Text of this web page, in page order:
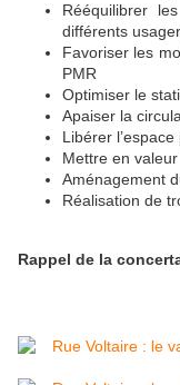
Rééquilibrer
différents
Favoriser les
PMR
Optimiser le
Apaiser la
Libérer
Mettre en valeur
Aménagement
Réalisation de
Rappel de la